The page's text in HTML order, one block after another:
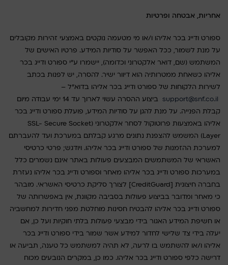
אחריות, אבטחה ופרטיות
ספורט ודייג בכר אליהו ו/או מי מטעמה נוקטים באמצעי זהירות מקובלים
על מנת לשמור, ככל האפשר על סודיות המידע. פרטיו האישים של
המשתמש (שם, דואר אלקטרוני וכדומה), יישמרו ע"י ספורט ודייג בכר
אליהו כשאחת ממטרותיה הוא דיוור ישיר. להסרה, יש לפנות בכתב
לשירות הלקוחות של ספורט ודייג בכר אליהו בדוא"ל –
support@snf.co.il
ביצוע ההסרה עשוי לארוך עד 14 ימי עבודה מיום
קבלת הפנייה. על מנת להגן על סודיות המידע, פועלת ספורט ודייג בכר
אליהו באמצעות פרוטוקול לסחר אלקטרוני (SSL- Secure Socket
Layer) המשמש להצפנת נתונים מרגע קבלתם במערכת ועד להעברתם
למערכת ההזמנות של ספורט ודייג בכר אליהו. ויודגש; פרטי כרטיסי
האשראי של המשתמשים המבצעים פעולות באתר אינם נשמרים כלל
במערכות ספורט ודייג בכר אליהו מאחר וספורט ודייג בכר אליהו נעזרת
בחברה חיצונית [CreditGuard] לצורך סליקת כרטיסי האשראי. מובהר
כי מאחר ומדובר בביצוע פעולות בסביבה מקוונת, אין באפשרותה של
ספורט ודייג בכר אליהו להבטיח חסינות מוחלטת מפני חדירות למחשביה
או חשיפת המידע האגור בידי מבצעי פעולות בלתי חוקיות ועל כן, אם
יעלה בידי צד שלישי לחדור למידע אשר שמור בידי ספורט ודייג בכר
אליהו ו/או להשתמש בו לרעה, לא תהיה למשתמש כל טענה, תביעה או
דרישה כלפי ספורט ודייג בכר אליהו. כמו כן, במקרים הנובעים מכוח